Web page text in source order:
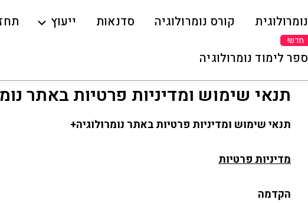
נומרולוגית קורס נומרולוגיה סדנאות ייעוץ
ספר לימוד נומרולוגיה
תנאי שימוש ומדיניות פרטיות באתר
תנאי שימוש ומדיניות פרטיות באתר נומרולוגיה+
מדיניות פרטיות
הקדמה